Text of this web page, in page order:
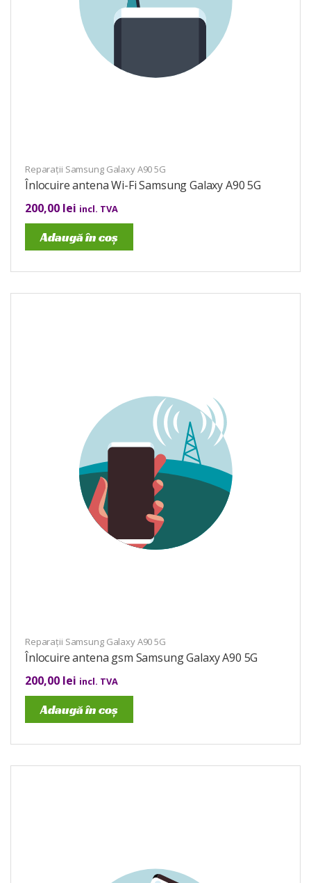
Reparații Samsung Galaxy A90 5G
Înlocuire antena Wi-Fi Samsung Galaxy A90 5G
200,00 lei incl. TVA
Adaugă în coș
Reparații Samsung Galaxy A90 5G
Înlocuire antena gsm Samsung Galaxy A90 5G
200,00 lei incl. TVA
Adaugă în coș